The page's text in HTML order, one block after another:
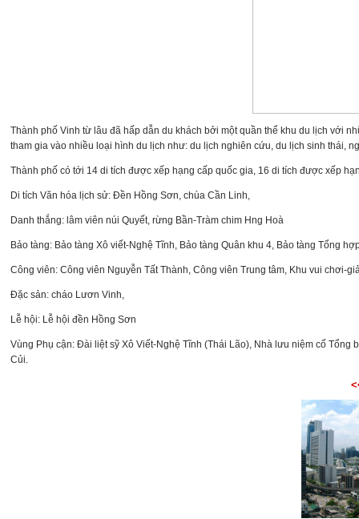
Thành phố Vinh từ lâu đã hấp dẫn du khách bởi một quần thể khu du lịch với
tham gia vào nhiều loại hình du lịch như: du lịch nghiên cứu, du lịch sinh thái,
Thành phố có tới 14 di tích được xếp hạng cấp quốc gia, 16 di tích được xếp
Di tích Văn hóa lịch sử: Đền Hồng Sơn, chùa Cần Linh,
Danh thắng: lâm viên núi Quyết, rừng Bần-Tràm chim H­ng Hoà
Bảo tàng: Bảo tàng Xô viết-Nghệ Tĩnh, Bảo tàng Quân khu 4, Bảo tàng Tổng
Công viên: Công viên Nguyễn Tất Thành, Công viên Trung tâm, Khu vui chơi-
Đặc sản: cháo Lươn Vinh,
Lễ hội: Lễ hội đền Hồng Sơn
Vùng Phụ cận: Đài liệt sỹ Xô Viết-Nghệ Tĩnh (Thái Lão), Nhà l­ưu niệm cố
Củi.